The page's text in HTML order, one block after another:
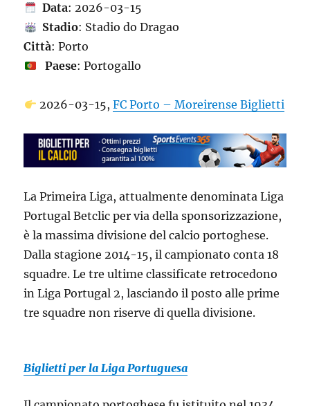
Data: 2026-03-15
Stadio: Stadio do Dragao
Città: Porto
Paese: Portogallo
2026-03-15, FC Porto – Moreirense Biglietti
La Primeira Liga, attualmente denominata Liga
Portugal Betclic per via della sponsorizzazione,
è la massima divisione del calcio portoghese.
Dalla stagione 2014-15, il campionato conta 18
squadre. Le tre ultime classificate retrocedono
in Liga Portugal 2, lasciando il posto alle prime
tre squadre non riserve di quella divisione.
Biglietti per la Liga Portuguesa